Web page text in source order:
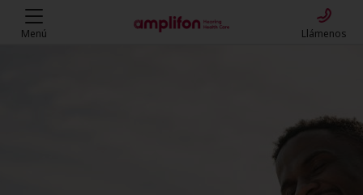
Amplifon Hearing Health Care
Menú Llámenos